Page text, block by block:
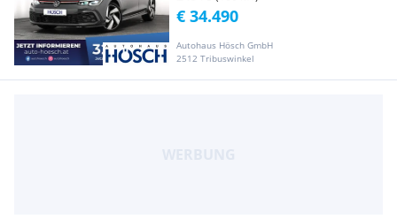
Autohaus Hösch GmbH
2512 Tribuswinkel
€ 34.490